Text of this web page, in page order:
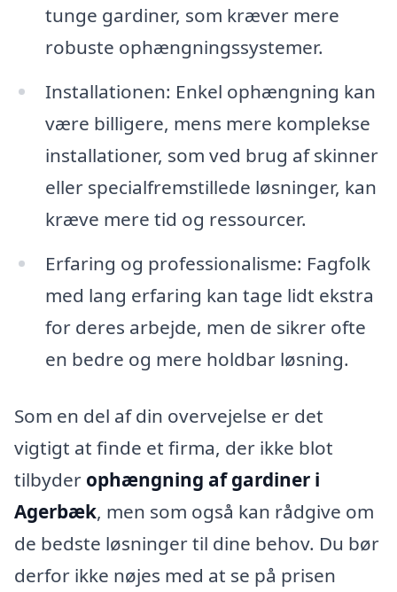
tunge gardiner, som kræver mere
robuste ophængningssystemer.
Installationen: Enkel ophængning kan
være billigere, mens mere komplekse
installationer, som ved brug af skinner
eller specialfremstillede løsninger, kan
kræve mere tid og ressourcer.
Erfaring og professionalisme: Fagfolk
med lang erfaring kan tage lidt ekstra
for deres arbejde, men de sikrer ofte
en bedre og mere holdbar løsning.
Som en del af din overvejelse er det
vigtigt at finde et firma, der ikke blot
tilbyder ophængning af gardiner i
Agerbæk, men som også kan rådgive om
de bedste løsninger til dine behov. Du bør
derfor ikke nøjes med at se på prisen